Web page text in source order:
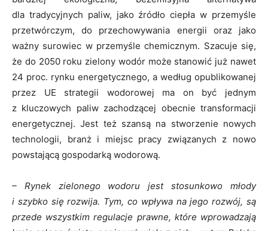
dla tradycyjnych paliw, jako źródło ciepła w przemyśle
przetwórczym, do przechowywania energii oraz jako
ważny surowiec w przemyśle chemicznym. Szacuje się,
że do 2050 roku zielony wodór może stanowić już nawet
24 proc. rynku energetycznego, a według opublikowanej
przez UE strategii wodorowej ma on być jednym
z kluczowych paliw zachodzącej obecnie transformacji
energetycznej. Jest też szansą na stworzenie nowych
technologii, branż i miejsc pracy związanych z nowo
powstającą gospodarką wodorową.
– Rynek zielonego wodoru jest stosunkowo młody
i szybko się rozwija. Tym, co wpływa na jego rozwój, są
przede wszystkim regulacje prawne, które wprowadzają